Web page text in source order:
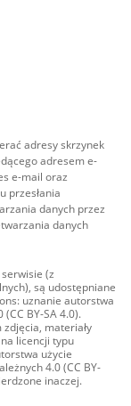
adresy skrzynek
adresem e-
e-mail oraz
przesłania
danych przez
danych
(z
są udostępniane
uznanie autorstwa
BY-SA 4.0).
materiały
licencji typu
użycie
4.0 (CC BY-
inaczej.